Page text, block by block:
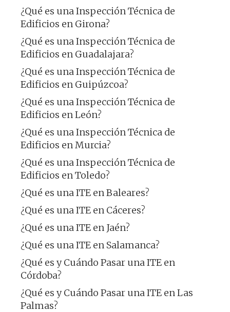
¿Qué es una Inspección Técnica de
Edificios en Girona?
¿Qué es una Inspección Técnica de
Edificios en Guadalajara?
¿Qué es una Inspección Técnica de
Edificios en Guipúzcoa?
¿Qué es una Inspección Técnica de
Edificios en León?
¿Qué es una Inspección Técnica de
Edificios en Murcia?
¿Qué es una Inspección Técnica de
Edificios en Toledo?
¿Qué es una ITE en Baleares?
¿Qué es una ITE en Cáceres?
¿Qué es una ITE en Jaén?
¿Qué es una ITE en Salamanca?
¿Qué es y Cuándo Pasar una ITE en
Córdoba?
¿Qué es y Cuándo Pasar una ITE en Las
Palmas?